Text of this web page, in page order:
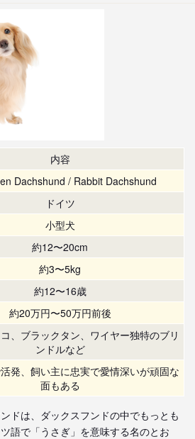
内容
Dachshund / Rabbit Dachshund
ドイツ
小型犬
約12〜20cm
約3〜5kg
約12〜16歳
約20万円〜50万円前後
、ブラックタン、ワイヤー独特のブリ
ンドルなど
発、飼い主に忠実で愛情深いが頑固な
面もある
ドは、ダックスフンドの中でもっとも
語で「うさぎ」を意味する名のとお